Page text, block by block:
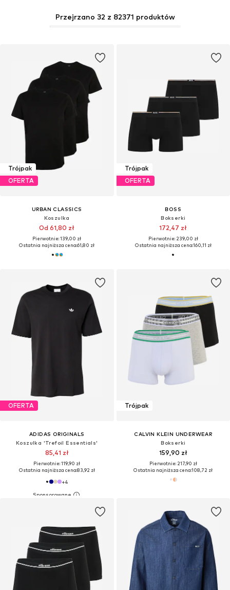
Trójpak
OFERTA
URBAN CLASSICS
Koszulka
Od 61,80 zł
Pierwotnie: 139,00 zł
Ostatnia najniższa cena:61,80 zł
Trójpak
OFERTA
BOSS
Bokserki
172,47 zł
Pierwotnie: 239,00 zł
Ostatnia najniższa cena:160,11 zł
Przejrzano 32 z 82371 produktów
OFERTA
ADIDAS ORIGINALS
Koszulka 'Trefoil Essentials'
85,41 zł
Pierwotnie: 119,90 zł
Ostatnia najniższa cena:83,92 zł
+4
Trójpak
CALVIN KLEIN UNDERWEAR
Bokserki
159,90 zł
Pierwotnie: 217,90 zł
Ostatnia najniższa cena:108,72 zł